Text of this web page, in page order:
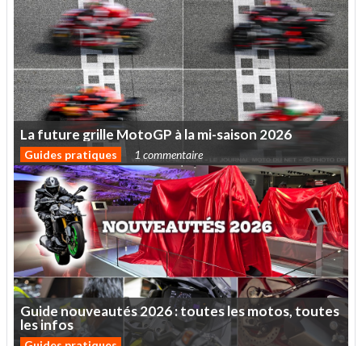
Lafuturegrille MotoGP àlami-saison 2026
Guides pratiques 1 commentaire
Guidenouveautés2026:touteslesmotos,toutes
lesinfos